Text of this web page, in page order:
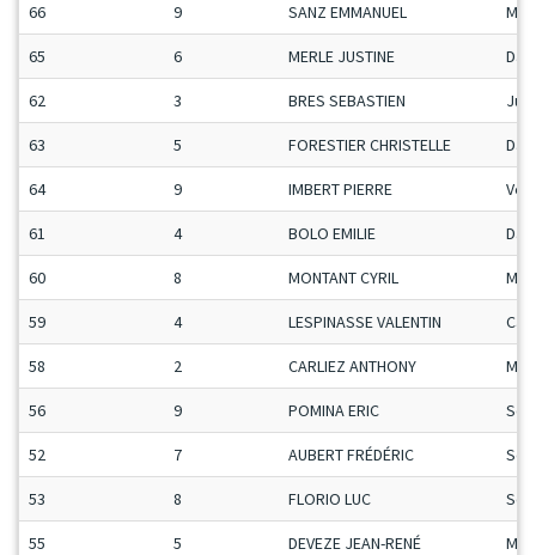
66 9 SANZ EMMANUEL
65 6 MERLE JUSTINE
62 3 BRES SEBASTIEN Ju-
63 5 FORESTIER CHRISTELLE
64 9 IMBERT PIERRE Vet
61 4 BOLO EMILIE
60 8 MONTANT CYRIL
59 4 LESPINASSE VALENTIN Ca-
58 2 CARLIEZ ANTHONY
56 9 POMINA ERIC
52 7 AUBERT FRÉDÉRIC
53 8 FLORIO LUC
55 5 DEVEZE JEAN-RENÉ Mas